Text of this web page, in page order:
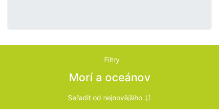
Filtry
Morí a oceánov